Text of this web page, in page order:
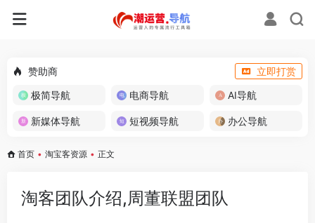
赞助商
立即打赏
极简导航
电商导航 AI导航
新媒体导航 短视频导航 办公导航
首页 • 淘宝客资源 • 正文
淘客团队介绍,周董联盟团队